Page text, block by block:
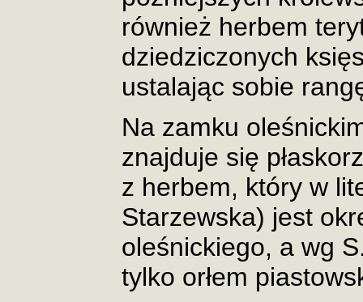
również herbem
dziedziczonych
ustalając sobie
Na zamku
znajduje się
z herbem, który w
Starzewska) jest
oleśnickiego, a wg
tylko orłem